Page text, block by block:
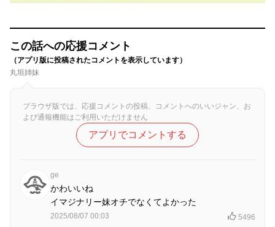
この話への応援コメント
（アプリ版に投稿されたコメントを表示しています）
丸垣姉妹
ブラウザ版では、応援コメントの投稿、コメントへのいいジャン、お
よび通報機能はご利用いただけません
アプリでコメントする
ge
かわいいね
イマジナリー妹オチでなくてよかった
2025/08/07 00:03 5496